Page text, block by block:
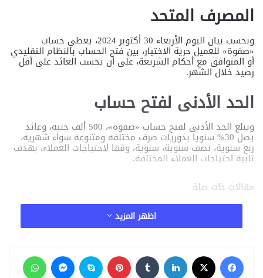
المصرف المتحد
وبحسب بيان اليوم الأربعاء 30 أكتوبر 2024، يعطي حساب
«صفوة» للعميل حرية الاختيار، بين فتح الحساب بالنظام التقليدي
أو المتوافق مع أحكام الشريعة، على أن يحسب العائد على أقل
رصيد خلال الشهر.
الحد الأدنى لفتح حساب
ويبلغ الحد الأدنى لفتح حساب «صفوة»، 500 ألف جنيه، وعائد
يصل 30% سنويا بدوريات صرف مختلفة ومتنوعة سواء شهرية،
ربع سنوية، نصف سنوية، سنوية، وفقا لاحتياجات العملاء، بهدف
تلبية احتياجات العملاء المختلفة.
مقالات ذات صلة
أمام الجنيه المصري
تسهيلات تمويلية جديدة من الحكومة والبنوك
اظهر المزيد